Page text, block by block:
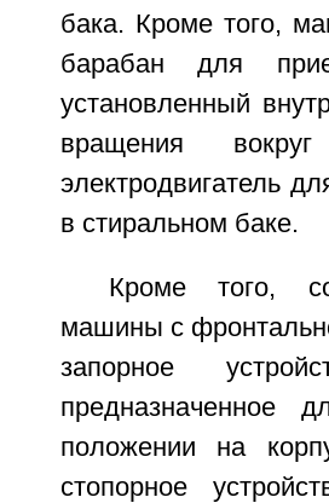
бака. Кроме того,
барабан для
установленный
вращения
электродвигатель
в стиральном баке.
Кроме того,
машины с
запорное
предназначенное
положении на
стопорное